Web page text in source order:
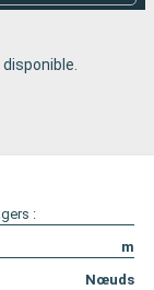
:
m
Nœuds